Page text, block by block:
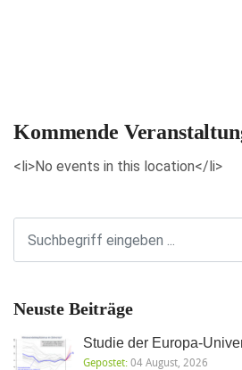
Kommende
<li>No events in this location</li>
Neuste Beiträge
Studie der Europa-
Gepostet:04 August, 2026